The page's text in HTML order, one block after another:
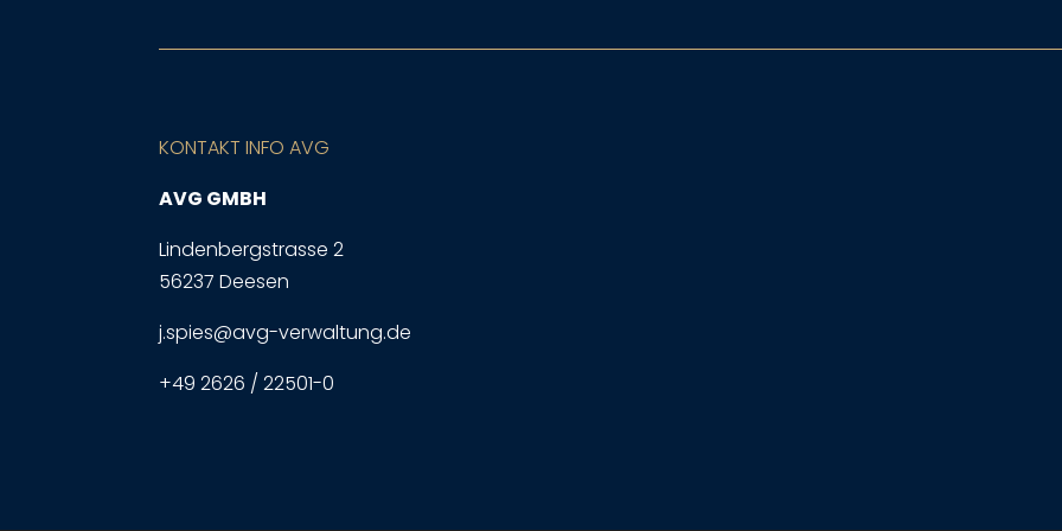
KONTAKT INFO AVG
AVG GMBH
Lindenbergstrasse 2
56237 Deesen
j.spies@avg-verwaltung.de
+49 2626 / 22501-0